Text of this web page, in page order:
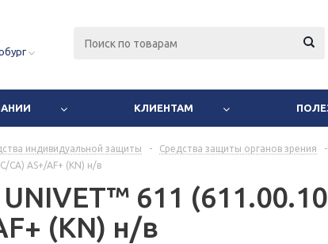
КЛИЕНТАМ
индивидуальной защиты - Средства защиты органов зрения -
СА) AS+/AF+ (KN) н/в
611
(KN) н/в